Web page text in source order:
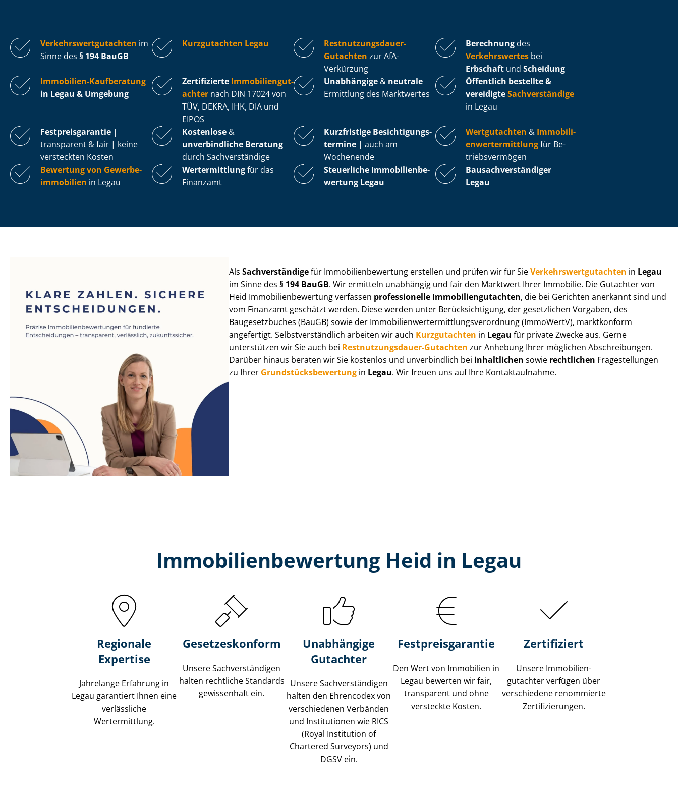
Ver­kehrs­wert­gut­ach­ten im
Sinne des § 194 BauGB
Kurzgutachten Legau
Rest­nut­zungs­dau­er-
Gutachten zur AfA-
Verkürzung
Berechnung des
Verkehrswertes bei
Erbschaft und Scheidung
Immobilien-Kaufberatung
in Legau & Umgebung
Zertifizierte Im­mo­bi­li­en­gut­
ach­ter nach DIN 17024 von
TÜV, DEKRA, IHK, DIA und
EIPOS
Unabhängige & neutrale
Ermittlung des Marktwertes
Öffentlich bestellte &
vereidigteSachverständige
in Legau
Fest­preis­ga­ran­tie |
transparent & fair | keine
versteckten Kosten
Kostenlose &
unverbindliche Beratung
durch Sachverständige
Kurzfristige Be­sich­ti­gungs­
ter­mi­ne | auch am
Wochenende
Wertgutachten & Im­mo­bi­li­
en­wert­ermitt­lungfür Be­
triebs­ver­mö­gen
Bewertung von Ge­wer­be­
im­mo­bi­li­en in Legau
Wertermittlungfür das
Finanzamt
Steuerliche Im­mo­bi­li­en­be­
wer­tung Legau
Bau­sach­ver­stän­di­ger
Legau
AlsSachverständigefür Im­mo­bi­li­en­be­wer­tung erstellen und prüfen wir für SieVer­kehrs­wert­gut­ach­ten in Legau
im Sinne des§ 194 BauGB. Wir ermitteln unabhängig und fair den Marktwert Ihrer Immobilie. Die Gutachter von
Heid Im­mo­bi­li­en­be­wer­tung verfassen professionelle Im­mo­bi­li­en­gut­ach­ten, die bei Gerichten anerkannt sind und
vom Finanzamt geschätzt werden. Diese werden unter Be­rück­sich­ti­gung, der gesetzlichen Vorgaben, des
Baugesetzbuches (BauGB) sowie der Im­mo­bi­li­en­wert­ermitt­lungs­ver­ord­nung (ImmoWertV), marktkonform
angefertigt. Selbst­ver­ständ­lich arbeiten wir auch Kurzgutachten in Legau für private Zwecke aus. Gerne
unterstützen wir Sie auch bei Rest­nut­zungs­dau­er-Gutachten zur Anhebung Ihrer möglichen Abschreibungen.
Darüber hinaus beraten wir Sie kostenlos und unverbindlich bei inhaltlichen sowie rechtlichen Fragestellungen
zu Ihrer Grund­stücks­be­wer­tung in Legau. Wir freuen uns auf Ihre Kontaktaufnahme.
Immobilien­bewertung Heid in Legau
Regionale
Expertise
Jahrelange Erfahrung in
Legau garantiert Ihnen eine
verlässliche
Wertermittlung.
Gesetzes­konform
Unsere Sach­ver­stän­di­gen
halten rechtliche Standards
gewissenhaft ein.
Unabhängige
Gutachter
Unsere Sach­ver­stän­di­gen
halten den Ehrencodex von
verschiedenen Verbänden
und Institutionen wie RICS
(Royal Institution of
Chartered Surveyors) und
DGSV ein.
Festpreis​garantie
Den Wert von Immobilien in
Legau bewerten wir fair,
transparent und ohne
versteckte Kosten.
Zertifiziert
Unsere Immobilien­
gutachter verfügen über
verschiedene renommierte
Zer­ti­fi­zie­run­gen.